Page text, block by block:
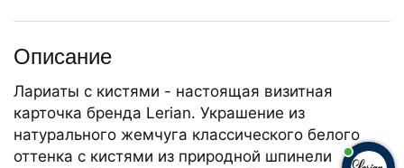
Описание
Лариаты с кистями - настоящая визитная
карточка бренда Lerian. Украшение из
натурального жемчуга классического белого
оттенка с кистями из природной шпинели